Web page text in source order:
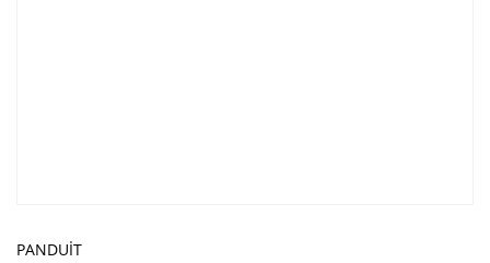
PANDUIT